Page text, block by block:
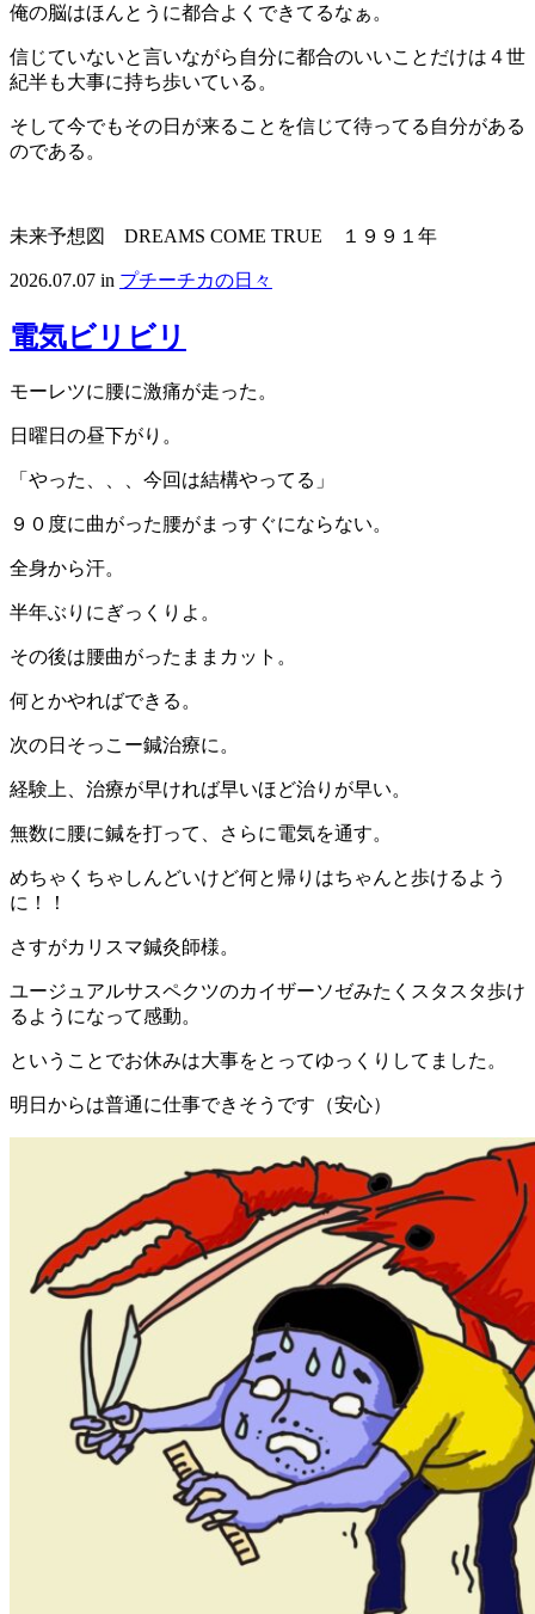
俺の脳はほんとうに都合よくできてるなぁ。
信じていないと言いながら自分に都合のいいことだけは４世
紀半も大事に持ち歩いている。
そして今でもその日が来ることを信じて待ってる自分がある
のである。
未来予想図 DREAMS COME TRUE １９９１年
2026.07.07 in プチーチカの日々
電気ビリビリ
モーレツに腰に激痛が走った。
日曜日の昼下がり。
「やった、、、今回は結構やってる」
９０度に曲がった腰がまっすぐにならない。
全身から汗。
半年ぶりにぎっくりよ。
その後は腰曲がったままカット。
何とかやればできる。
次の日そっこー鍼治療に。
経験上、治療が早ければ早いほど治りが早い。
無数に腰に鍼を打って、さらに電気を通す。
めちゃくちゃしんどいけど何と帰りはちゃんと歩けるよう
に！！
さすがカリスマ鍼灸師様。
ユージュアルサスペクツのカイザーソゼみたくスタスタ歩け
るようになって感動。
ということでお休みは大事をとってゆっくりしてました。
明日からは普通に仕事できそうです（安心）